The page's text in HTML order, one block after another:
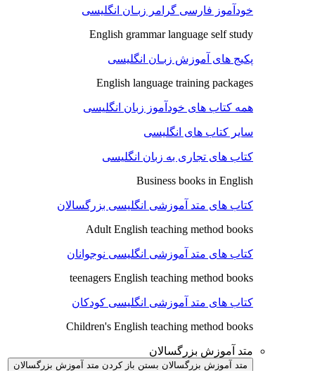
خودآموز فارسی گرامر زبـان انگلیسی
English grammar language self study
پکیج های آموزش زبـان انگلیسی
English language training packages
همه کتاب های خودآموز زبان انگلیسی
سایر کتاب های انگلیسی
کتاب های تجاری به زبان انگلیسی
Business books in English
کتاب های متد آموزشی انگلیسی بزرگسالان
Adult English teaching method books
کتاب های متد آموزشی انگلیسی نوجوانان
teenagers English teaching method books
کتاب های متد آموزشی انگلیسی کودکان
Children's English teaching method books
متد آموزش بزرگسالان
متد آموزش بزرگسالان بستن باز کردن متد آموزش بزرگسالان